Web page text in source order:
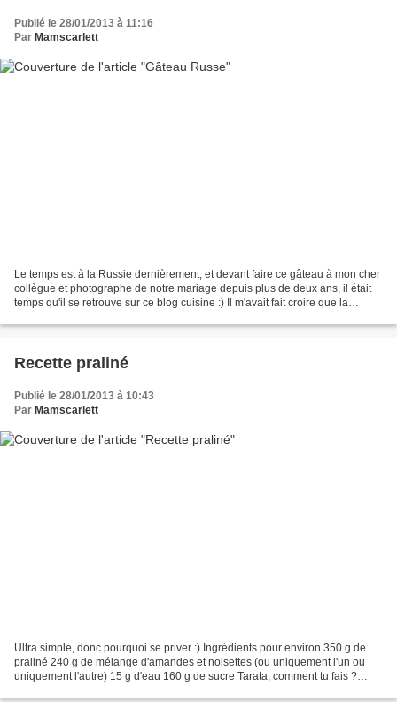
Publié le 28/01/2013 à 11:16
Par Mamscarlett
Le temps est à la Russie dernièrement, et devant faire ce gâteau à mon cher
collègue et photographe de notre mariage depuis plus de deux ans, il était
temps qu'il se retrouve sur ce blog cuisine :) Il m'avait fait croire que la
Recette praliné
Publié le 28/01/2013 à 10:43
Par Mamscarlett
Ultra simple, donc pourquoi se priver :) Ingrédients pour environ 350 g de
praliné 240 g de mélange d'amandes et noisettes (ou uniquement l'un ou
uniquement l'autre) 15 g d'eau 160 g de sucre Tarata, comment tu fais ?